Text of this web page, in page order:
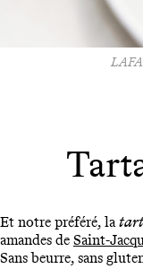
Et notre préféré, la
amandes de Saint-
Sans beurre, sans